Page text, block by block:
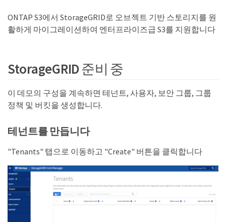
ONTAP S3에서 StorageGRID로 오브젝트 기반 스토리지를 원
활하게 마이그레이션하여 엔터프라이즈급 S3를 지원합니다
StorageGRID 준비 중
이 데모의 구성을 계속하면 테넌트, 사용자, 보안 그룹, 그룹
정책 및 버킷을 생성합니다.
테넌트를 만듭니다
"Tenants" 탭으로 이동하고 "Create" 버튼을 클릭합니다